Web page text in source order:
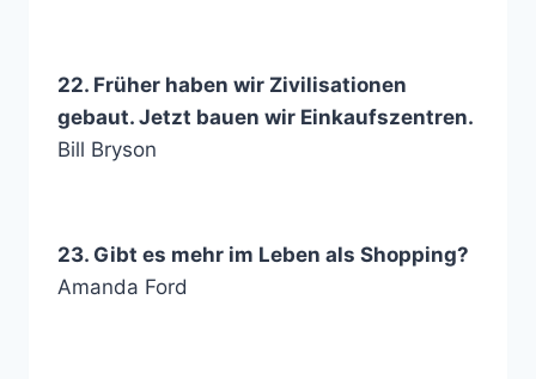
22. Früher haben wir Zivilisationen
gebaut. Jetzt bauen wir Einkaufszentren.
Bill Bryson
23. Gibt es mehr im Leben als Shopping?
Amanda Ford